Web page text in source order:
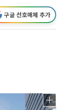
구글 선호매체 추가